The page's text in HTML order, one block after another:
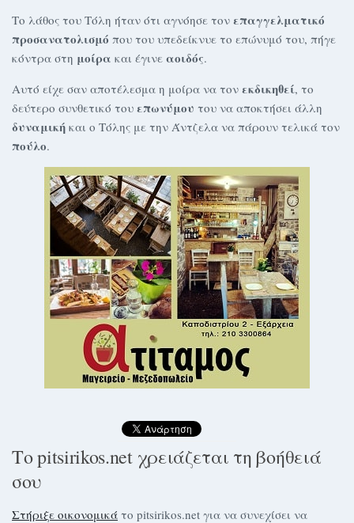
Το λάθος του Τόλη ήταν ότι αγνόησε τον επαγγελματικό
προσανατολισμό που του υπεδείκνυε το επώνυμό του, πήγε
κόντρα στη μοίρα και έγινε αοιδός.
Αυτό είχε σαν αποτέλεσμα η μοίρα να τον εκδικηθεί, το
δεύτερο συνθετικό του επωνύμου του να αποκτήσει άλλη
δυναμική και ο Τόλης με την Άντζελα να πάρουν τελικά τον
πούλο.
Το pitsirikos.net χρειάζεται τη βοήθειά
σου
Στήριξε οικονομικά το pitsirikos.net για να συνεχίσει να